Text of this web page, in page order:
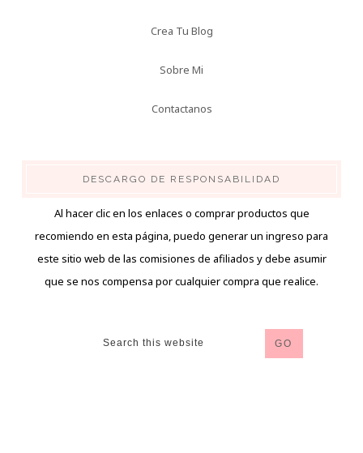
Crea Tu Blog
Sobre Mi
Contactanos
DESCARGO DE RESPONSABILIDAD
Al hacer clic en los enlaces o comprar productos que
recomiendo en esta página, puedo generar un ingreso para
este sitio web de las comisiones de afiliados y debe asumir
que se nos compensa por cualquier compra que realice.